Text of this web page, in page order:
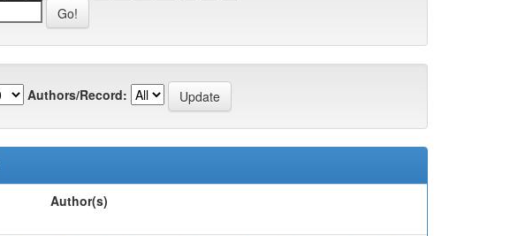
Authors/Record:
Author(s)